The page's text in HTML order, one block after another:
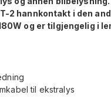
2 hannkontakt i den
og er tilgjengelig i
til ekstralys